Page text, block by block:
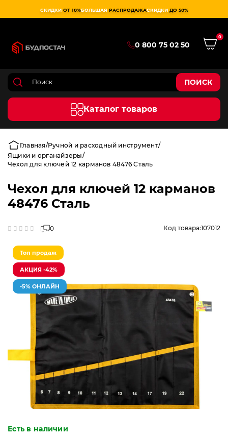
СКИДКИ ОТ 10%БОЛЬШАЯ РАСПРОДАЖАСКИДКИ ДО 50%
0 800 75 02 50
0
ПОИСК
Каталог товаров
Главная Ручной и расходный инструмент
Ящики и органайзеры
Чехол для ключей 12 карманов 48476 Сталь
Чехол для ключей 12 карманов
48476 Сталь
0 Код товара:107012
Топ продаж
АКЦИЯ -42%
-5% ОНЛАЙН
Есть в наличии